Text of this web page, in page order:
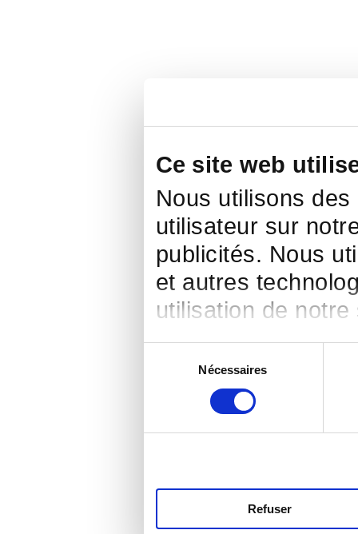
Ce site web
Nous utilisons
utilisateur sur
publicités. Nous
et autres
utilisation de notre
consentement
Nécessaires
Refuser